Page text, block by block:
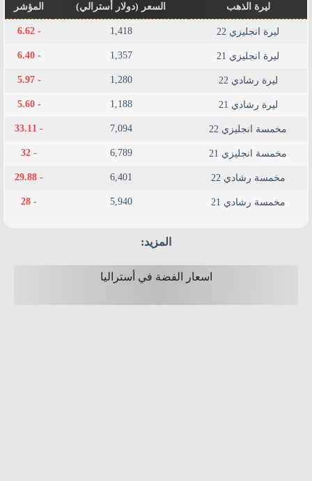
ليرة الذهب السعر (دولار أسترالي) المؤشر
ليرة انجليزي 22 1,418
- 6.62
ليرة انجليزي 21 1,357
- 6.40
ليرة رشادي 22 1,280
- 5.97
ليرة رشادي 21 1,188
- 5.60
مخمسة انجليزي 22 7,094
- 33.11
مخمسة انجليزي 21 6,789
- 32
مخمسة رشادي 22 6,401
- 29.88
مخمسة رشادي 21 5,940
- 28
المزيد:
اسعار الفضة في أستراليا